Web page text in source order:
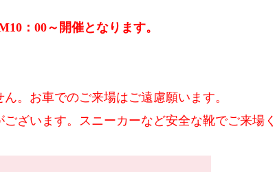
：00～開催となります。
。お車でのご来場はご遠慮願います。
ざいます。スニーカーなど安全な靴でご来場